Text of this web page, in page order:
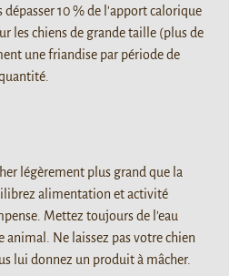
dépasser 10 % de l'apport calorique
les chiens de grande taille (plus de
une friandise par période de
légèrement plus grand que la
alimentation et activité
Mettez toujours de l’eau
Ne laissez pas votre chien
lui donnez un produit à mâcher.